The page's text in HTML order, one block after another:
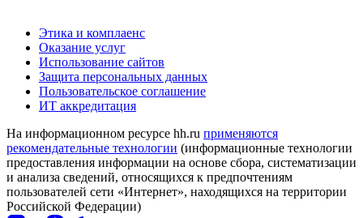
Этика и комплаенс
Оказание услуг
Использование сайтов
Защита персональных данных
Пользовательское соглашение
ИТ аккредитация
На информационном ресурсе hh.ru применяются
рекомендательные технологии (информационные технологии
предоставления информации на основе сбора, систематизации
и анализа сведений, относящихся к предпочтениям
пользователей сети «Интернет», находящихся на территории
Российской Федерации)